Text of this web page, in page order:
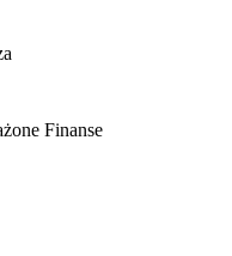
Finanse